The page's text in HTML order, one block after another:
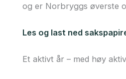
og er Norbryggs øverste
Les og last ned
Et aktivt år – med høy